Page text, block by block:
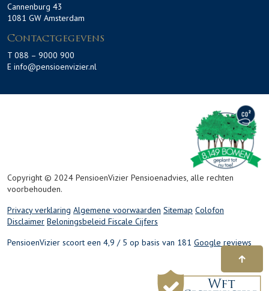
Cannenburg 43
1081 GW Amsterdam
Contactgegevens
T 088 – 9000 900
E info@pensioenvizier.nl
Copyright © 2024 PensioenVizier Pensioenadvies, alle rechten
voorbehouden.
Privacy verklaring Algemene voorwaarden Sitemap Colofon
Disclaimer Beloningsbeleid Fiscale Cijfers
PensioenVizier scoort een 4,9 / 5 op basis van 181 Google reviews